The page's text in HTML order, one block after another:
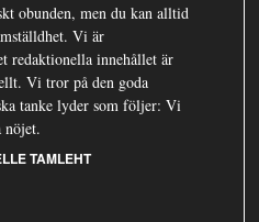
obunden, men du kan alltid
Vi är
redaktionella innehållet är
Vi tror på den goda
tanke lyder som följer: Vi
TAMLEHT